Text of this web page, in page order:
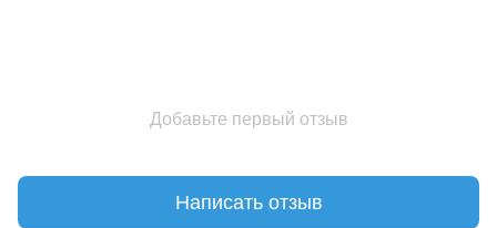
Добавьте первый отзыв
Написать отзыв